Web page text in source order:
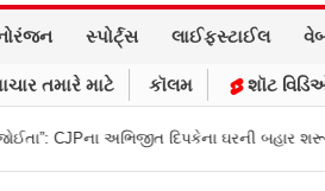
સ્પોર્ટ્સ લાઈફસ્ટાઈલ
તમારે માટે કૉલમ શૉટ
દિપકેના ઘરની બહાર શરૂ કરી ભૂખ હડતાળ